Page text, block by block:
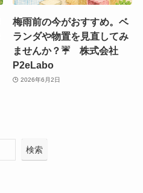
梅雨前の今がおすすめ。ベ
ランダや物置を見直してみ
ませんか？☔ 株式会社
P2eLabo
2026年6月2日
検索